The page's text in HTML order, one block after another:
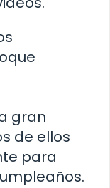
gran
de ellos
para